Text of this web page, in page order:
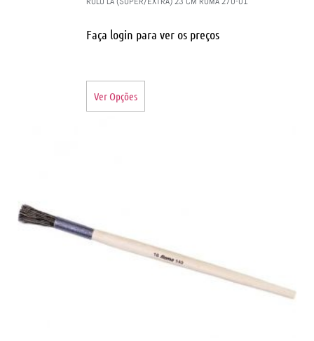
Faça login para ver os preços
Ver Opções